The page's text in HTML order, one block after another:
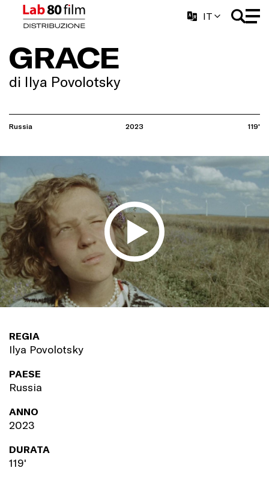
IT
GRACE
di Ilya Povolotsky
Russia 2023 119'
REGIA
Ilya Povolotsky
PAESE
Russia
ANNO
2023
DURATA
119'